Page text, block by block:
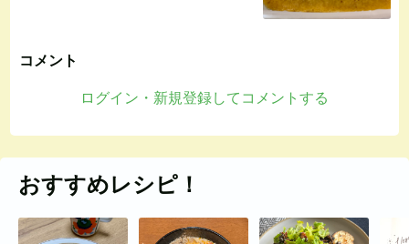
コメント
ログイン・新規登録してコメントする
おすすめレシピ！